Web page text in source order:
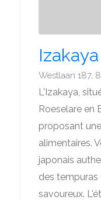
Izakaya
Westlaan 187,
L'Izakaya,
Roeselare en
proposant
alimentaires.
japonais
des
savoureux.